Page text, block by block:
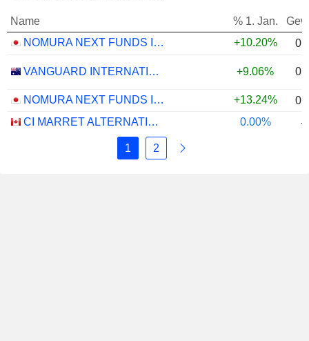
Name % 1. Jan.
NOMURA NEXT FUNDS INTERNATIONAL EQUITY MSCI-KOKUSAI (YEN-HEDGED) ETF - JPY
+10.20%
VANGUARD INTERNATIONAL EQUITY INDEX FUNDS - VANGUARD FTSE ALL-WORLD EX-US ETF +9.06%
NOMURA NEXT FUNDS INTERNATIONAL EQUITY MSCI-KOKUSAI (UNHEDGED) ETF - JPY +13.24%
CI MARRET ALTERNATIVE ABSOLUTE RETURN BOND ETF - CAD
0.00% -
1 2